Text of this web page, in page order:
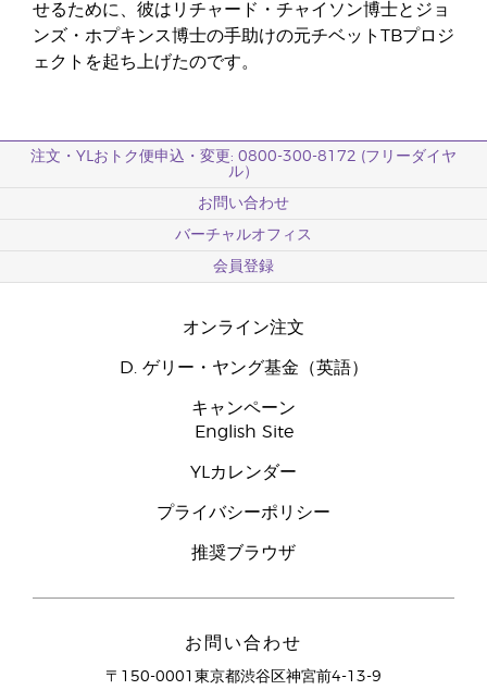
せるために、彼はリチャード・チャイソン博士とジョ
ンズ・ホプキンス博士の手助けの元チベットTBプロジ
ェクトを起ち上げたのです。
注文・YLおトク便申込・変更: 0800-300-8172 (フリーダイヤ
ル）
お問い合わせ
バーチャルオフィス
会員登録
オンライン注文
D. ゲリー・ヤング基金（英語）
キャンペーン
English Site
YLカレンダー
プライバシーポリシー
推奨ブラウザ
お問い合わせ
〒150-0001東京都渋谷区神宮前4-13-9